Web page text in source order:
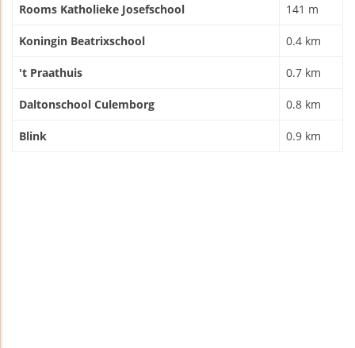
Rooms Katholieke Josefschool 141 m
Koningin Beatrixschool 0.4 km
't Praathuis 0.7 km
Daltonschool Culemborg 0.8 km
Blink 0.9 km